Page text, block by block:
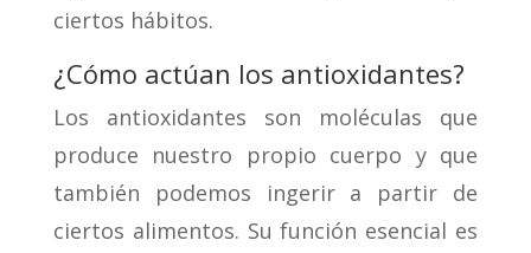
ciertos hábitos.
¿Cómo actúan los antioxidantes?
Los antioxidantes son moléculas que
produce nuestro propio cuerpo y que
también podemos ingerir a partir de
ciertos alimentos. Su función esencial es